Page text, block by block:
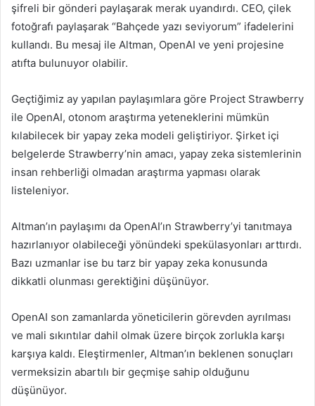
şifreli bir gönderi paylaşarak merak uyandırdı. CEO, çilek
fotoğrafı paylaşarak “Bahçede yazı seviyorum” ifadelerini
kullandı. Bu mesaj ile Altman, OpenAI ve yeni projesine
atıfta bulunuyor olabilir.
Geçtiğimiz ay yapılan paylaşımlara göre Project Strawberry
ile OpenAI, otonom araştırma yeteneklerini mümkün
kılabilecek bir yapay zeka modeli geliştiriyor. Şirket içi
belgelerde Strawberry’nin amacı, yapay zeka sistemlerinin
insan rehberliği olmadan araştırma yapması olarak
listeleniyor.
Altman’ın paylaşımı da OpenAI’ın Strawberry’yi tanıtmaya
hazırlanıyor olabileceği yönündeki spekülasyonları arttırdı.
Bazı uzmanlar ise bu tarz bir yapay zeka konusunda
dikkatli olunması gerektiğini düşünüyor.
OpenAI son zamanlarda yöneticilerin görevden ayrılması
ve mali sıkıntılar dahil olmak üzere birçok zorlukla karşı
karşıya kaldı. Eleştirmenler, Altman’ın beklenen sonuçları
vermeksizin abartılı bir geçmişe sahip olduğunu
düşünüyor.